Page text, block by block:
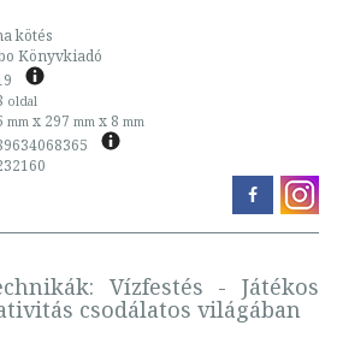
kötés
Könyvkiadó
oldal
mm x 297 mm x 8 mm
Vízfestés - Játékos
csodálatos világában